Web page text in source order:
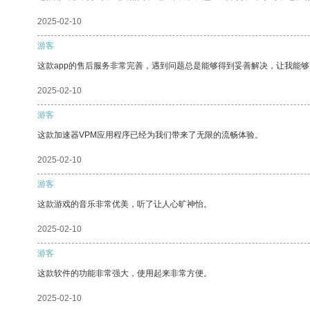
2025-02-10
游客
这款app的售后服务非常完善，遇到问题总是能够得到妥善解决，让我能够
2025-02-10
游客
这款加速器VPM应用程序已经为我们带来了无限的流畅体验。
2025-02-10
游客
这款游戏的音乐非常优美，听了让人心旷神怡。
2025-02-10
游客
这款软件的功能非常强大，使用起来非常方便。
2025-02-10